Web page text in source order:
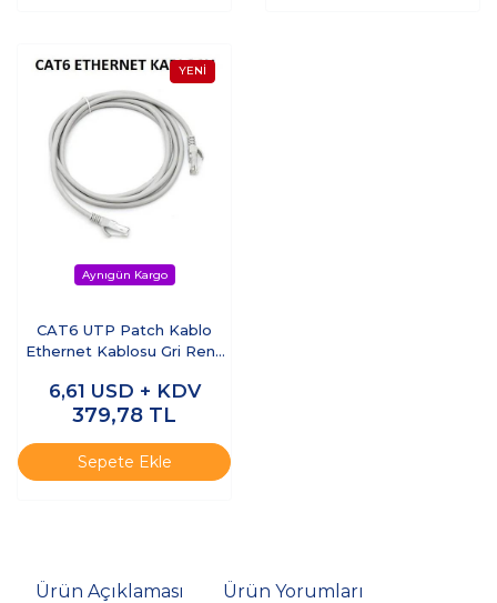
CAT6 UTP Patch Kablo
Ethernet Kablosu Gri Renk
6,61 USD + KDV
379,78 TL
Sepete Ekle
Ürün Açıklaması Ürün Yorumları